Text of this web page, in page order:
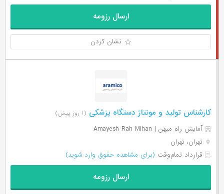
ارسال رزومه
نشان کردن
کارشناس تولید و مونتاژ دستگاه پزشکی (۱ روز پیش)
آمایش راه میهن | Amayesh Rah Mihan
تهران، تهران
قرارداد تمام‌وقت (برای مشاهده حقوق وارد شوید)
ارسال رزومه